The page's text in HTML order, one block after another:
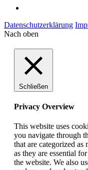
Datenschutzerklärung
Nach oben
Schließen
Privacy Overview
This website uses
you navigate through
that are categorized as
as they are essential
the website. We also